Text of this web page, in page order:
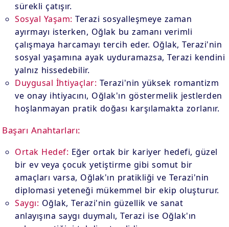
sürekli çatışır.
Sosyal Yaşam: Terazi sosyalleşmeye zaman
ayırmayı isterken, Oğlak bu zamanı verimli
çalışmaya harcamayı tercih eder. Oğlak, Terazi'nin
sosyal yaşamına ayak uyduramazsa, Terazi kendini
yalnız hissedebilir.
Duygusal İhtiyaçlar: Terazi'nin yüksek romantizm
ve onay ihtiyacını, Oğlak'ın göstermelik jestlerden
hoşlanmayan pratik doğası karşılamakta zorlanır.
Başarı Anahtarları:
Ortak Hedef: Eğer ortak bir kariyer hedefi, güzel
bir ev veya çocuk yetiştirme gibi somut bir
amaçları varsa, Oğlak'ın pratikliği ve Terazi'nin
diplomasi yeteneği mükemmel bir ekip oluşturur.
Saygı: Oğlak, Terazi'nin güzellik ve sanat
anlayışına saygı duymalı, Terazi ise Oğlak'ın